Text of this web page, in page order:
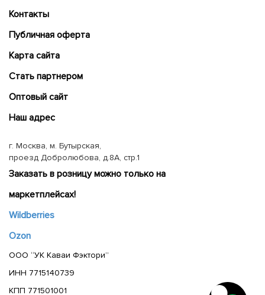
Контакты
Публичная оферта
Карта сайта
Cтать партнером
Оптовый сайт
Наш адрес
г. Москва, м. Бутырская,
проезд Добролюбова, д.8А, стр.1
Заказать в розницу можно только на
маркетплейсах!
Wildberries
Ozon
ООО “УК Каваи Фэктори”
ИНН 7715140739
КПП 771501001